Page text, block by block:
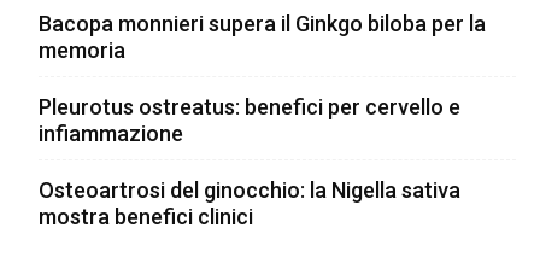
Bacopa monnieri supera il Ginkgo biloba per la
memoria
Pleurotus ostreatus: benefici per cervello e
infiammazione
Osteoartrosi del ginocchio: la Nigella sativa
mostra benefici clinici